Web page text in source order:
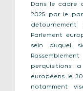
Dans le cadre
2025 par le
Parlement
sein duquel
perquisitions
européens le
notamment